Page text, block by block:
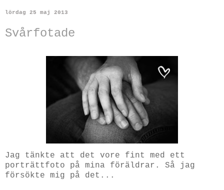
lördag 25 maj 2013
Svårfotade
Jag tänkte att det vore fint med ett
porträttfoto på mina föräldrar. Så jag
försökte mig på det...